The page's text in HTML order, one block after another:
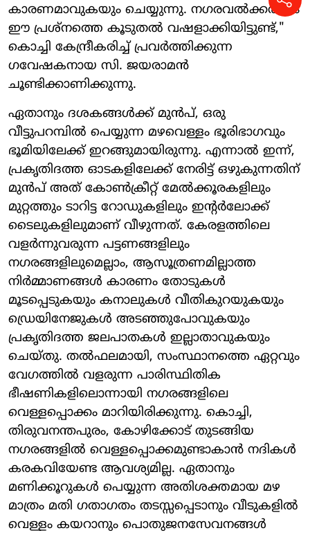
കാരണമാവുകയും ചെയ്യുന്നു. നഗരവൽക്കരണം
ഈ പ്രശ്നത്തെ കൂടുതൽ വഷളാക്കിയിട്ടുണ്ട്,"
കൊച്ചി കേന്ദ്രീകരിച്ച് പ്രവർത്തിക്കുന്ന
ഗവേഷകനായ സി. ജയരാമൻ
ചൂണ്ടിക്കാണിക്കുന്നു.
ഏതാനും ദശകങ്ങൾക്ക് മുൻപ്, ഒരു
വീട്ടുപറമ്പിൽ പെയ്യുന്ന മഴവെള്ളം ഭൂരിഭാഗവും
ഭൂമിയിലേക്ക് ഇറങ്ങുമായിരുന്നു. എന്നാൽ ഇന്ന്,
പ്രകൃതിദത്ത ഓടകളിലേക്ക് നേരിട്ട് ഒഴുകുന്നതിന്
മുൻപ് അത് കോൺക്രീറ്റ് മേൽക്കൂരകളിലും
മുറ്റത്തും ടാറിട്ട റോഡുകളിലും ഇന്റർലോക്ക്
ടൈലുകളിലുമാണ് വീഴുന്നത്. കേരളത്തിലെ
വളർന്നുവരുന്ന പട്ടണങ്ങളിലും
നഗരങ്ങളിലുമെല്ലാം, ആസൂത്രണമില്ലാത്ത
നിർമ്മാണങ്ങൾ കാരണം തോടുകൾ
മൂടപ്പെടുകയും കനാലുകൾ വീതികുറയുകയും
ഡ്രെയിനേജുകൾ അടഞ്ഞുപോവുകയും
പ്രകൃതിദത്ത ജലപാതകൾ ഇല്ലാതാവുകയും
ചെയ്തു. തൽഫലമായി, സംസ്ഥാനത്തെ ഏറ്റവും
വേഗത്തിൽ വളരുന്ന പാരിസ്ഥിതിക
ഭീഷണികളിലൊന്നായി നഗരങ്ങളിലെ
വെള്ളപ്പൊക്കം മാറിയിരിക്കുന്നു. കൊച്ചി,
തിരുവനന്തപുരം, കോഴിക്കോട് തുടങ്ങിയ
നഗരങ്ങളിൽ വെള്ളപ്പൊക്കമുണ്ടാകാൻ നദികൾ
കരകവിയേണ്ട ആവശ്യമില്ല. ഏതാനും
മണിക്കൂറുകൾ പെയ്യുന്ന അതിശക്തമായ മഴ
മാത്രം മതി ഗതാഗതം തടസ്സപ്പെടാനും വീടുകളിൽ
വെള്ളം കയറാനും പൊതുജനസേവനങ്ങൾ